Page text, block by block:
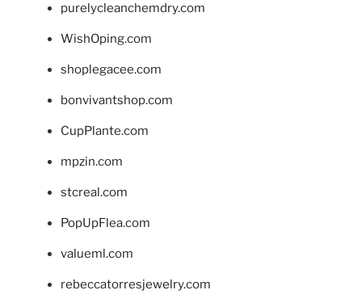
purelycleanchemdry.com
WishOping.com
shoplegacee.com
bonvivantshop.com
CupPlante.com
mpzin.com
stcreal.com
PopUpFlea.com
valueml.com
rebeccatorresjewelry.com